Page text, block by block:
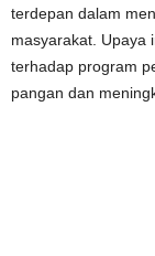
terdepan dalam
masyarakat. Upaya
terhadap program
pangan dan